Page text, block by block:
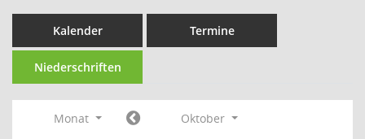
Kalender Termine
Niederschriften
Monat
Oktober